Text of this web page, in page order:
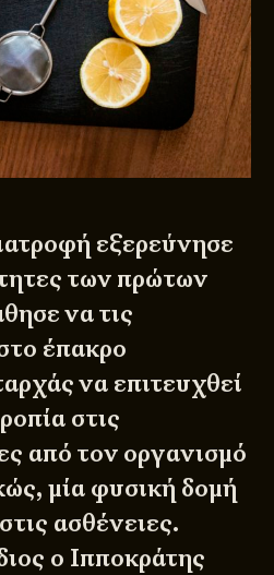
εξερεύνησε
των πρώτων
να τις
έπακρο
να επιτευχθεί
στις
από τον οργανισμό
μία φυσική δομή
ασθένειες.
ο Ιπποκράτης